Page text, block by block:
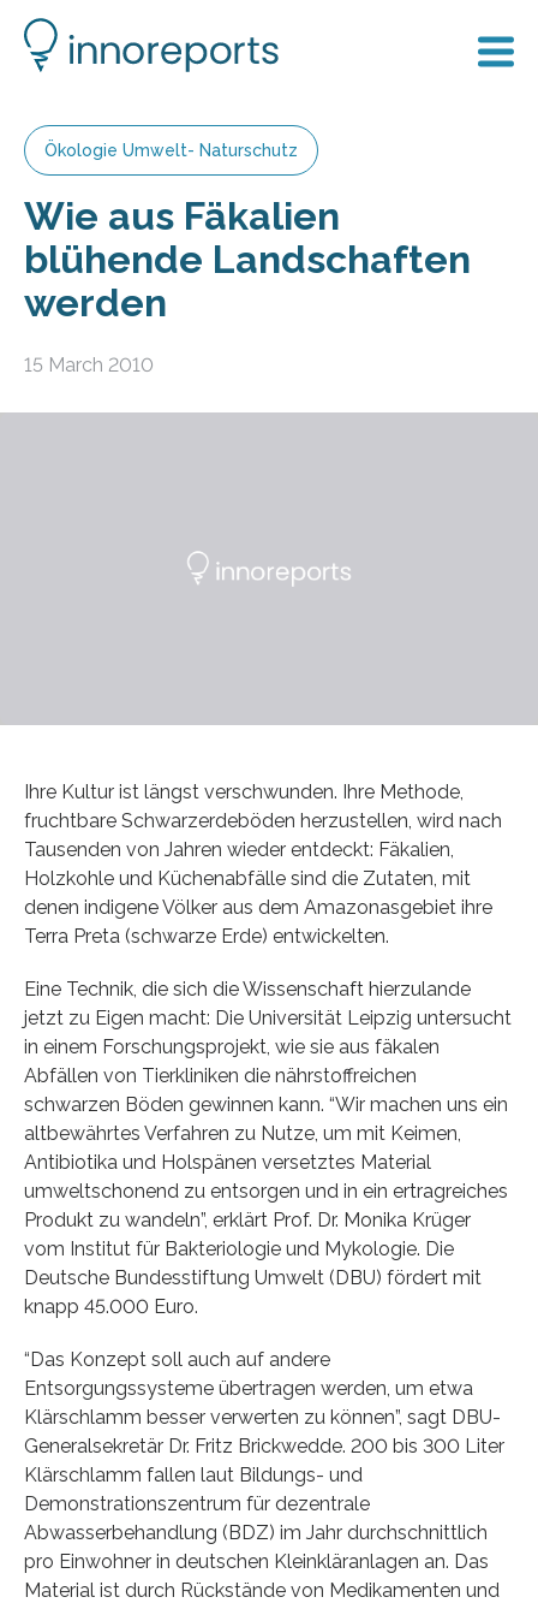
Ökologie Umwelt- Naturschutz
Wie aus Fäkalien
blühende Landschaften
werden
15 March 2010
Ihre Kultur ist längst verschwunden. Ihre Methode,
fruchtbare Schwarzerdeböden herzustellen, wird nach
Tausenden von Jahren wieder entdeckt: Fäkalien,
Holzkohle und Küchenabfälle sind die Zutaten, mit
denen indigene Völker aus dem Amazonasgebiet ihre
Terra Preta (schwarze Erde) entwickelten.
Eine Technik, die sich die Wissenschaft hierzulande
jetzt zu Eigen macht: Die Universität Leipzig untersucht
in einem Forschungsprojekt, wie sie aus fäkalen
Abfällen von Tierkliniken die nährstoffreichen
schwarzen Böden gewinnen kann. “Wir machen uns ein
altbewährtes Verfahren zu Nutze, um mit Keimen,
Antibiotika und Holspänen versetztes Material
umweltschonend zu entsorgen und in ein ertragreiches
Produkt zu wandeln”, erklärt Prof. Dr. Monika Krüger
vom Institut für Bakteriologie und Mykologie. Die
Deutsche Bundesstiftung Umwelt (DBU) fördert mit
knapp 45.000 Euro.
“Das Konzept soll auch auf andere
Entsorgungssysteme übertragen werden, um etwa
Klärschlamm besser verwerten zu können”, sagt DBU-
Generalsekretär Dr. Fritz Brickwedde. 200 bis 300 Liter
Klärschlamm fallen laut Bildungs- und
Demonstrationszentrum für dezentrale
Abwasserbehandlung (BDZ) im Jahr durchschnittlich
pro Einwohner in deutschen Kleinkläranlagen an. Das
Material ist durch Rückstände von Medikamenten und